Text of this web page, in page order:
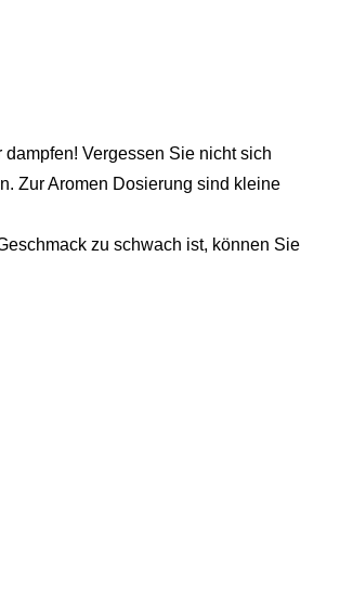
Vergessen Sie nicht sich
Zur Aromen Dosierung sind kleine
zu schwach ist, können Sie